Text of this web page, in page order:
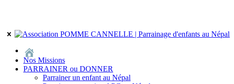
Nos Missions
PARRAINER ou DONNER
Parrainer un enfant au Népal